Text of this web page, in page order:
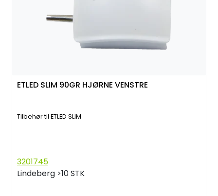
ETLED SLIM 90GR HJØRNE VENSTRE
Tilbehør til ETLED SLIM
3201745
Lindeberg >10 STK